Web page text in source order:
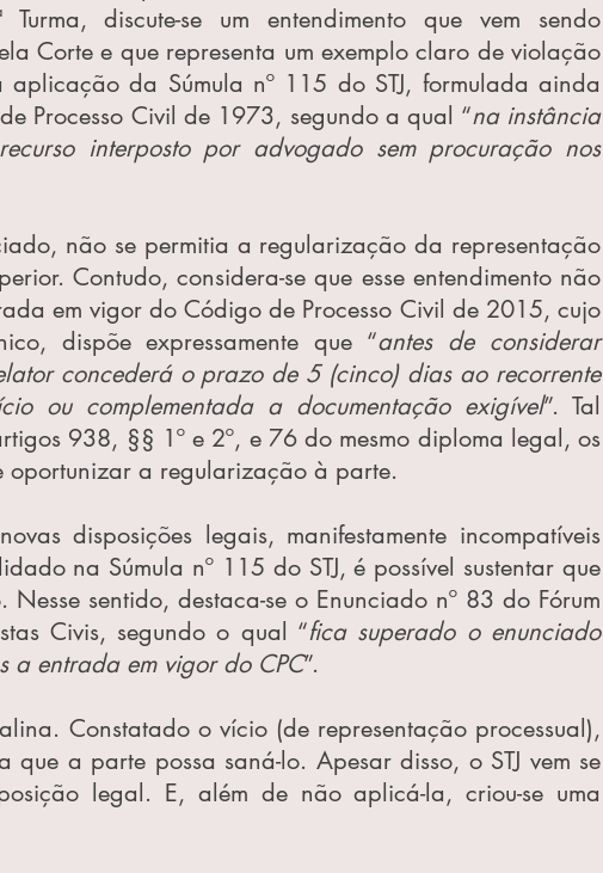
discute-se um entendimento que vem sendo
Corte e que representa um exemplo claro de violação
aplicação da Súmula nº 115 do STJ, formulada ainda
Processo Civil de 1973, segundo a qual “na instância
interposto por advogado sem procuração nos
não se permitia a regularização da representação
Contudo, considera-se que esse entendimento não
em vigor do Código de Processo Civil de 2015, cujo
dispõe expressamente que “antes de considerar
concederá o prazo de 5 (cinco) dias ao recorrente
ou complementada a documentação exigível”. Tal
938, §§ 1º e 2º, e 76 do mesmo diploma legal, os
oportunizar a regularização à parte.
disposições legais, manifestamente incompatíveis
na Súmula nº 115 do STJ, é possível sustentar que
sentido, destaca-se o Enunciado nº 83 do Fórum
Civis, segundo o qual “fica superado o enunciado
a entrada em vigor do CPC”.
Constatado o vício (de representação processual),
a parte possa saná-lo. Apesar disso, o STJ vem se
legal. E, além de não aplicá-la, criou-se uma